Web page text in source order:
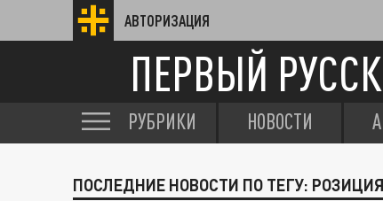
АВТОРИЗАЦИЯ
ПЕРВЫЙ
РУБРИКИ НОВОСТИ
ПОСЛЕДНИЕ НОВОСТИ ПО ТЕГУ: РОЗИЦИЯ